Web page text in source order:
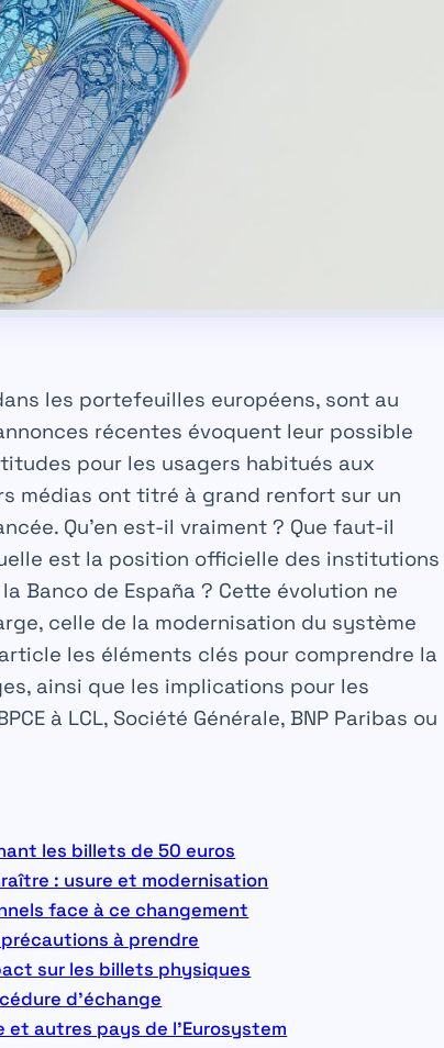
les portefeuilles européens, sont au
récentes évoquent leur possible
pour les usagers habitués aux
médias ont titré à grand renfort sur un
Qu’en est-il vraiment ? Que faut-il
est la position officielle des institutions
Banco de España ? Cette évolution ne
celle de la modernisation du système
les éléments clés pour comprendre la
ainsi que les implications pour les
à LCL, Société Générale, BNP Paribas ou
les billets de 50 euros
: usure et modernisation
face à ce changement
à prendre
sur les billets physiques
d’échange
autres pays de l’Eurosystem